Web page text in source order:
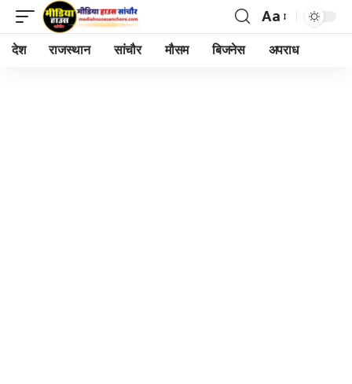
Font
Resizer
Aa
देश राजस्थान सांचौर मौसम बिजनेस अपराध